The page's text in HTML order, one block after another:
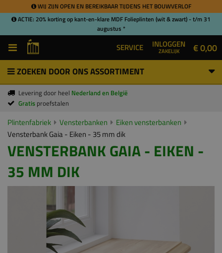
WIJ ZIJN OPEN EN BEREIKBAAR TIJDENS HET BOUWVERLOF
ACTIE: 20% korting op kant-en-klare MDF Folieplinten (wit & zwart) - t/m 31
augustus *
SERVICE INLOGGEN
ZAKELIJK € 0,00
ZOEKEN DOOR ONS ASSORTIMENT
Levering door heel Nederland en België
Gratis proefstalen
Plintenfabriek Vensterbanken
Eiken vensterbanken
Vensterbank Gaia - Eiken - 35 mm dik
VENSTERBANK GAIA - EIKEN -
35 MM DIK